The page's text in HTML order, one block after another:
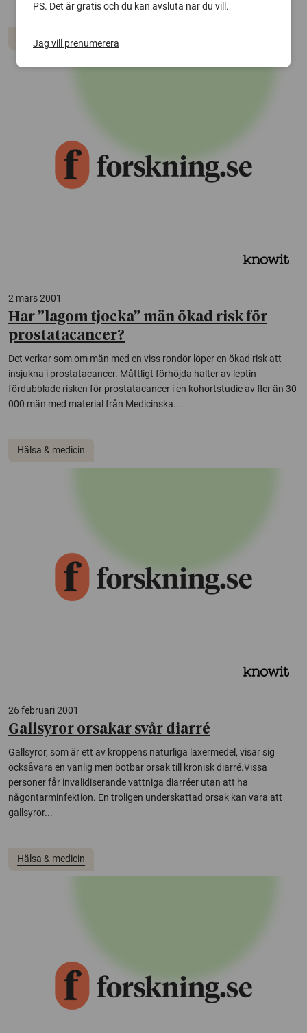
Hälsa & medicin
2 mars 2001
Har ”lagom tjocka” män ökad risk för
prostatacancer?
Det verkar som om män med en viss rondör löper en ökad risk att
insjukna i prostatacancer. Måttligt förhöjda halter av leptin
fördubblade risken för prostatacancer i en kohortstudie av fler än 30
000 män med material från Medicinska...
Hälsa & medicin
26 februari 2001
Gallsyror orsakar svår diarré
Gallsyror, som är ett av kroppens naturliga laxermedel, visar sig
ocksåvara en vanlig men botbar orsak till kronisk diarré.Vissa
personer får invalidiserande vattniga diarréer utan att ha
någontarminfektion. En troligen underskattad orsak kan vara att
gallsyror...
Hälsa & medicin
PS. Det är gratis och du kan avsluta när du vill.
Jag vill prenumerera